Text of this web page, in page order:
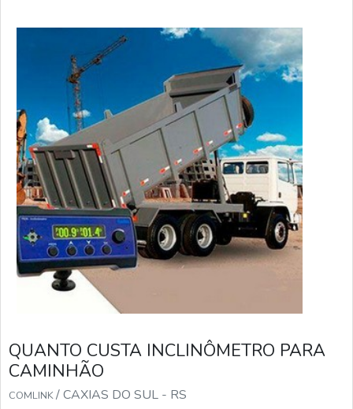
laterais fortes, tr
QUANTO CUSTA INCLINÔMETRO PARA
CAMINHÃO
COMLINK/ CAXIAS DO SUL - RS